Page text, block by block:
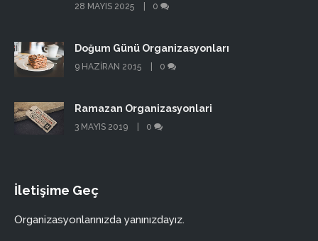
28 MAYIS 2025 0
Doğum Günü Organizasyonları
9 HAZIRAN 2015 0
Ramazan Organizasyonlari
3 MAYIS 2019 0
İletişime Geç
Organizasyonlarınızda yanınızdayız.